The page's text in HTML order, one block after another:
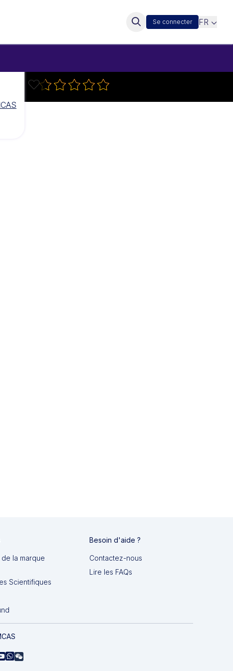
Se connecter FR
la marque
Scientifiques
Besoin d'aide ?
Contactez-nous
Lire les FAQs